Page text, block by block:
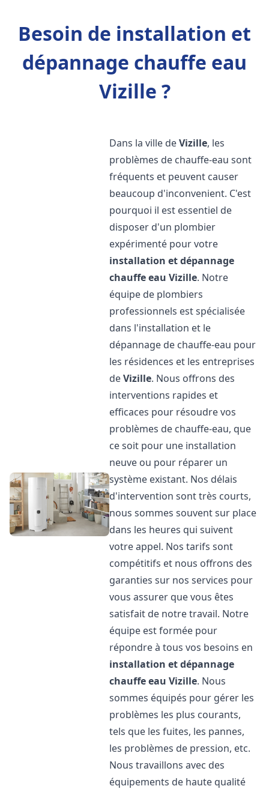
Besoin de installation et
dépannage chauffe eau
Vizille ?
Dans la ville deVizille, les
problèmes de chauffe-eau sont
fréquents et peuvent causer
beaucoup d'inconvenient. C'est
pourquoi il est essentiel de
disposer d'un plombier
expérimenté pour votre
installation et dépannage
chauffe eau Vizille. Notre
équipe de plombiers
professionnels est spécialisée
dans l'installation et le
dépannage de chauffe-eau pour
les résidences et les entreprises
deVizille. Nous offrons des
interventions rapides et
efficaces pour résoudre vos
problèmes de chauffe-eau, que
ce soit pour une installation
neuve ou pour réparer un
système existant. Nos délais
d'intervention sont très courts,
nous sommes souvent sur place
dans les heures qui suivent
votre appel. Nos tarifs sont
compétitifs et nous offrons des
garanties sur nos services pour
vous assurer que vous êtes
satisfait de notre travail. Notre
équipe est formée pour
répondre à tous vos besoins en
installation et dépannage
chauffe eau Vizille. Nous
sommes équipés pour gérer les
problèmes les plus courants,
tels que les fuites, les pannes,
les problèmes de pression, etc.
Nous travaillons avec des
équipements de haute qualité